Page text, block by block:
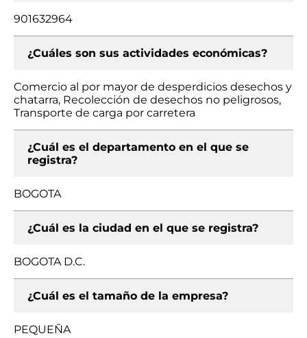
901632964
¿Cuáles son sus actividades económicas?
Comercio al por mayor de desperdicios desechos y
chatarra, Recolección de desechos no peligrosos,
Transporte de carga por carretera
¿Cuál es el departamento en el que se
registra?
BOGOTA
¿Cuál es la ciudad en el que se registra?
BOGOTA D.C.
¿Cuál es el tamaño de la empresa?
PEQUEÑA